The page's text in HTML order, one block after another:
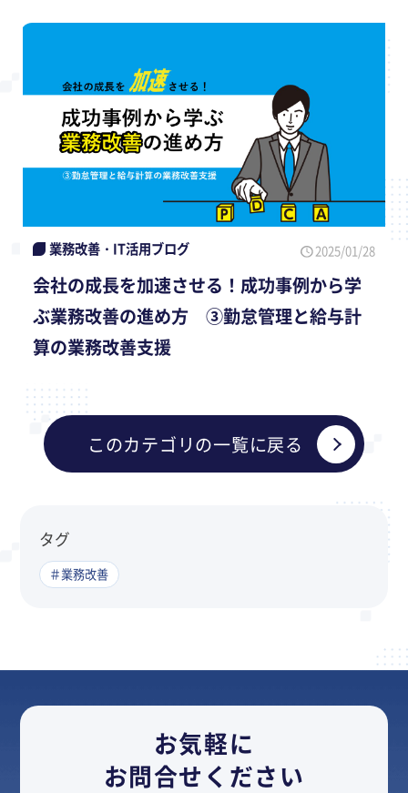
業務改善・IT活用ブログ 2025/01/28
会社の成長を加速させる！成功事例から学
ぶ業務改善の進め方 ③勤怠管理と給与計
算の業務改善支援
このカテゴリの一覧に戻る
タグ
＃業務改善
お気軽に
お問合せください